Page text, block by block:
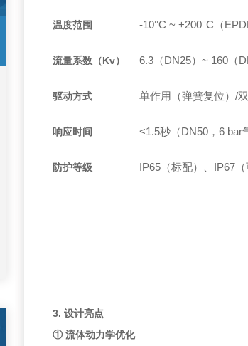
温度范围 -10°C ~ +200°C（
流量系数（Kv） 6.3（DN25）~ 160（
驱动方式 单作用（弹簧复位）/
响应时间 <1.5秒（DN50，6 bar
防护等级 IP65（标配）、IP67（
3. 设计亮点
① 流体动力学优化